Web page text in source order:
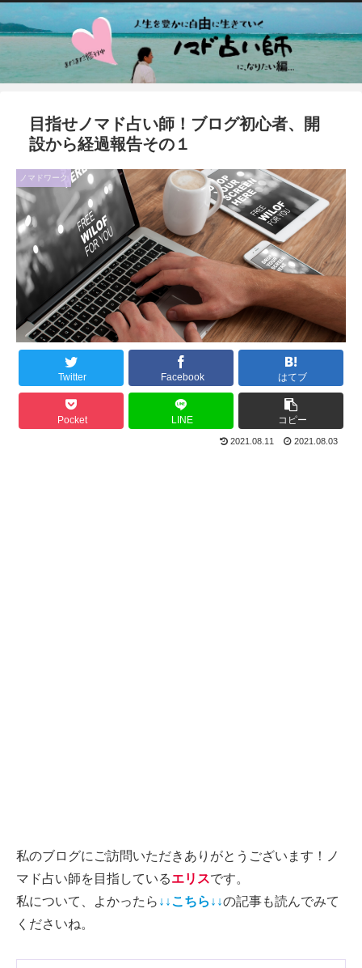
目指せノマド占い師！ブログ初心者、開
設から経過報告その１
ノマドワーク
Twitter Facebook はてブ
Pocket LINE コピー
2021.08.11 2021.08.03
私のブログにご訪問いただきありがとうございます！ノ
マド占い師を目指しているエリスです。
私について、よかったら ↓↓こちら↓↓の記事も読んでみて
くださいね。